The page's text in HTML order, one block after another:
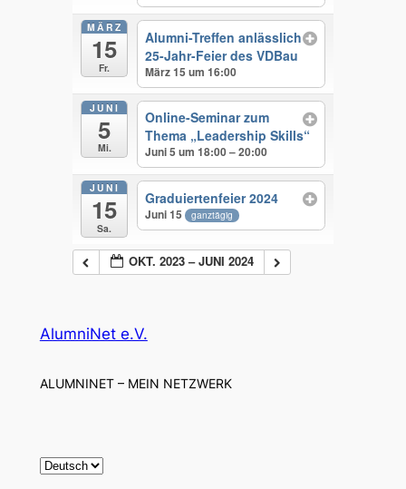
MÄRZ
15
Fr.
Alumni-Treffen anlässlich
25-Jahr-Feier des VDBau
März 15 um 16:00
JUNI
5
Mi.
Online-Seminar zum
Thema „Leadership Skills“
Juni 5 um 18:00 – 20:00
JUNI
15
Sa.
Graduiertenfeier 2024
Juni 15 ganztägig
OKT. 2023 – JUNI 2024
AlumniNet e.V.
ALUMNINET – MEIN NETZWERK
S